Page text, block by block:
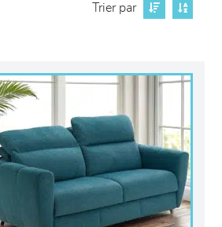
Trier par